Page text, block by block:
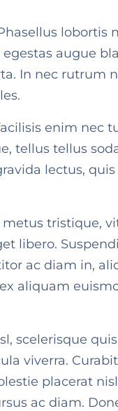
lobortis
augue
In nec rutrum
enim nec
tellus tellus
lectus,
tristique,
libero.
ac diam in,
aliquam
scelerisque
viverra.
placerat
ac diam.